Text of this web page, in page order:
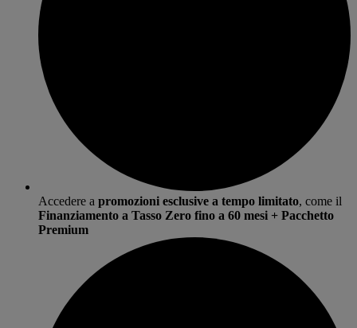
Accedere a promozioni esclusive a tempo limitato, come il
Finanziamento a Tasso Zero fino a 60 mesi + Pacchetto
Premium